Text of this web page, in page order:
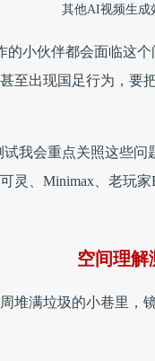
其他AI视频生成
的小伙伴都会面临这
至出现国足行为，要
试我会重点关照这些
灵、Minimax、老玩
空间理解
堆满垃圾的小巷里，